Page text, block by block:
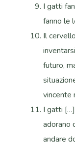
I gatti
fanno le
Il
futuro,
vincente
I gatti
adorano
andare